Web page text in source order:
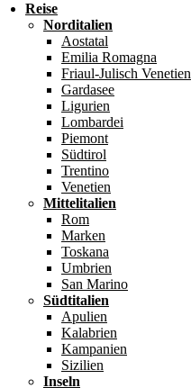
Reise
Norditalien
Aostatal
Emilia Romagna
Friaul-Julisch Venetien
Gardasee
Ligurien
Lombardei
Piemont
Südtirol
Trentino
Venetien
Mittelitalien
Rom
Marken
Toskana
Umbrien
San Marino
Südtitalien
Apulien
Kalabrien
Kampanien
Sizilien
Inseln